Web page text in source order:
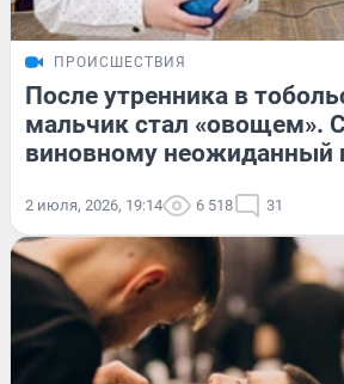
ПРОИСШЕСТВИЯ
После утренника в
мальчик стал «овощем».
виновному неожиданный
2 июля, 2026, 19:14 6 518 31